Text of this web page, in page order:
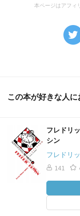
本ページはアフィ
この本が好きな人
フレドリ
シン
フレドリ
141